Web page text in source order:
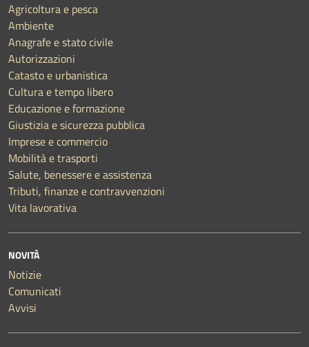
Agricoltura e pesca
Ambiente
Anagrafe e stato civile
Autorizzazioni
Catasto e urbanistica
Cultura e tempo libero
Educazione e formazione
Giustizia e sicurezza pubblica
Imprese e commercio
Mobilità e trasporti
Salute, benessere e assistenza
Tributi, finanze e contravvenzioni
Vita lavorativa
NOVITÀ
Notizie
Comunicati
Avvisi